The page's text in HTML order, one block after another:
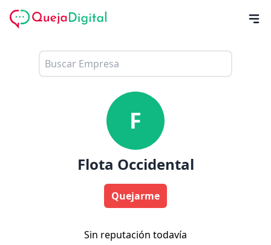
F
Flota Occidental
Quejarme
Sin reputación todavía